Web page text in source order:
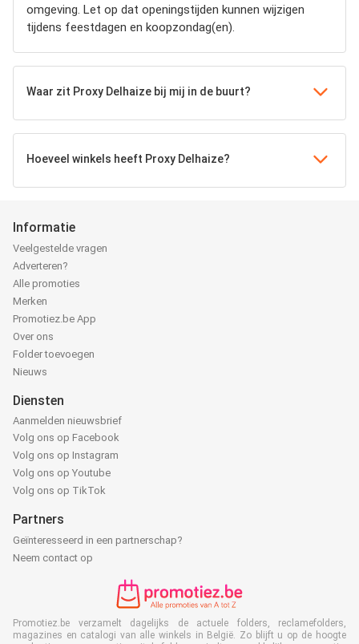
omgeving. Let op dat openingstijden kunnen wijzigen
tijdens feestdagen en koopzondag(en).
Waar zit Proxy Delhaize bij mij in de buurt?
Hoeveel winkels heeft Proxy Delhaize?
Informatie
Veelgestelde vragen
Adverteren?
Alle promoties
Merken
Promotiez.be App
Over ons
Folder toevoegen
Nieuws
Diensten
Aanmelden nieuwsbrief
Volg ons op Facebook
Volg ons op Instagram
Volg ons op Youtube
Volg ons op TikTok
Partners
Geïnteresseerd in een partnerschap?
Neem contact op
Promotiez.be verzamelt dagelijks de actuele folders, reclamefolders,
magazines en catalogi van alle winkels in België. Zo blijft u op de hoogte